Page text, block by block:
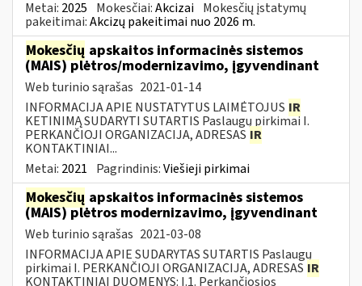
Metai: 2025 Mokesčiai:Akcizai Mokesčių įstatymų
pakeitimai:Akcizų pakeitimai nuo 2026 m.
Mokesčių apskaitos informacinės sistemos
(MAIS) plėtros/modernizavimo, įgyvendinant
Web turinio sąrašas 2021-01-14
INFORMACIJA APIE NUSTATYTUS LAIMĖTOJUS IR
KETINIMĄ SUDARYTI SUTARTIS Paslaugų pirkimai I.
PERKANČIOJI ORGANIZACIJA, ADRESAS IR
KONTAKTINIAI...
Metai: 2021 Pagrindinis:Viešieji pirkimai
Mokesčių apskaitos informacinės sistemos
(MAIS) plėtros modernizavimo, įgyvendinant
Web turinio sąrašas 2021-03-08
INFORMACIJA APIE SUDARYTAS SUTARTIS Paslaugų
pirkimai I. PERKANČIOJI ORGANIZACIJA, ADRESAS IR
KONTAKTINIAI DUOMENYS: I.1. Perkančiosios